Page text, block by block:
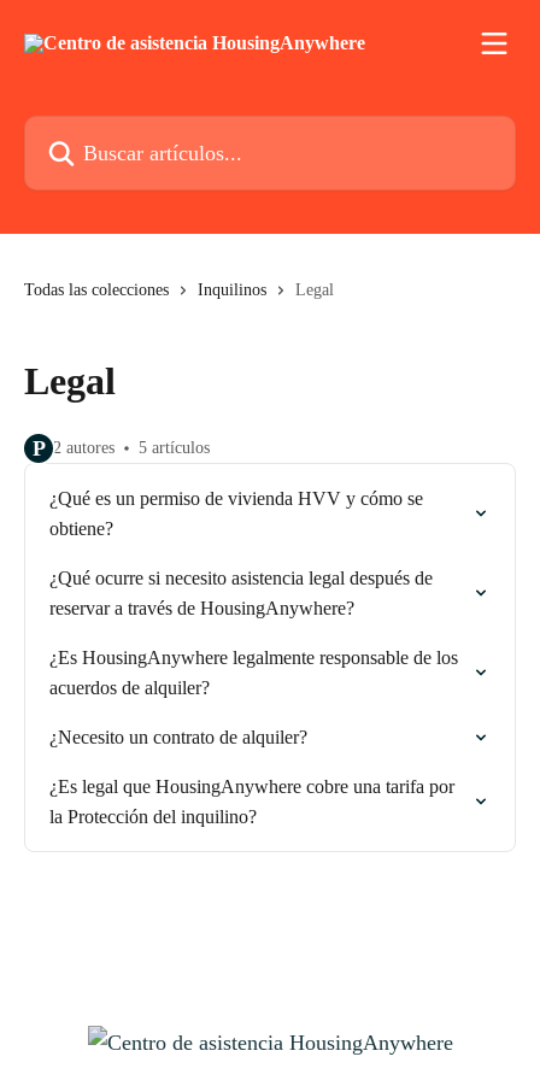
Buscar artículos...
Todas las colecciones Inquilinos Legal
Legal
P 2 autores 5 artículos
¿Qué es un permiso de vivienda HVV y cómo se
obtiene?
¿Qué ocurre si necesito asistencia legal después de
reservar a través de HousingAnywhere?
¿Es HousingAnywhere legalmente responsable de los
acuerdos de alquiler?
¿Necesito un contrato de alquiler?
¿Es legal que HousingAnywhere cobre una tarifa por
la Protección del inquilino?